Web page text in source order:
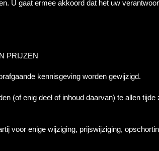
U gaat ermee akkoord dat het uw
PRIJZEN
kennisgeving worden gewijzigd.
(of enig deel of inhoud daarvan) te allen
voor enige wijziging, prijswijziging,